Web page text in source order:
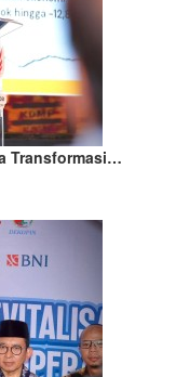
Transformasi…